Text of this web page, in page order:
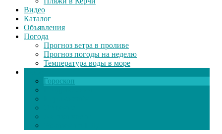
Видео
Каталог
Объявления
Погода
Прогноз ветра в проливе
Прогноз погоды на неделю
Температура воды в море
Гороскоп